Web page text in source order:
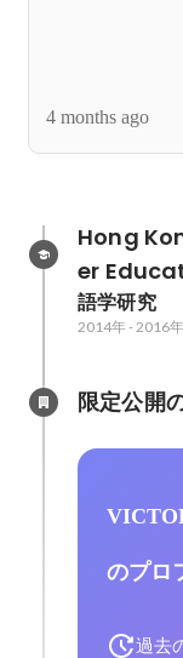
4 months ago
Hong
er
語学研究
2014年-2016年
限定公開
のプロ
過去